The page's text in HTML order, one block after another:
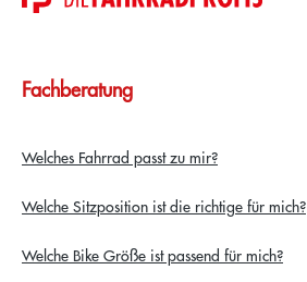
Fachberatung
Welches Fahrrad passt zu mir?
Welche Sitzposition ist die richtige für mich?
Welche Bike Größe ist passend für mich?